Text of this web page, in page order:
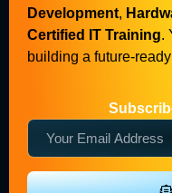
Development,
Certified IT Training.
building a future-